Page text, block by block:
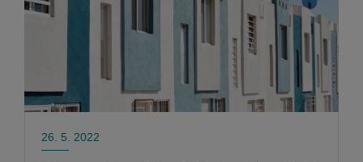
26. 5. 2022